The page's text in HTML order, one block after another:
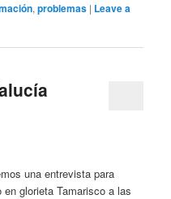
,problemas | Leave a
una entrevista para
glorieta Tamarisco a las